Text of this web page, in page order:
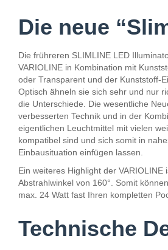
Die neue
Die frühreren SLIMLINE LED
VARIOLINE in Kombination mit
oder Transparent und der Kunststoff-
Optisch ähneln sie sich sehr und nur
die Unterschiede. Die wesentliche
verbesserten Technik und in der
eigentlichen Leuchtmittel mit vielen
kompatibel sind und sich somit in
Einbausituation einfügen lassen.
Ein weiteres Highlight der VARIOLINE
Abstrahlwinkel von 160°. Somit
max. 24 Watt fast Ihren kompletten
Technische